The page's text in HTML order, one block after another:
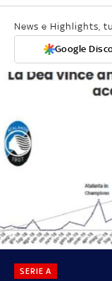
News e Highlights,
Google
SERIE A